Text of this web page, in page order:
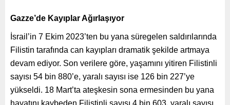
Gazze’de Kayıplar Ağırlaşıyor
İsrail’in 7 Ekim 2023’ten bu yana süregelen saldırılarında
Filistin tarafında can kayıpları dramatik şekilde artmaya
devam ediyor. Son verilere göre, yaşamını yitiren Filistinli
sayısı 54 bin 880’e, yaralı sayısı ise 126 bin 227’ye
yükseldi. 18 Mart’ta ateşkesin sona ermesinden bu yana
hayatını kaybeden Filistinli sayısı 4 bin 603, yaralı sayısı